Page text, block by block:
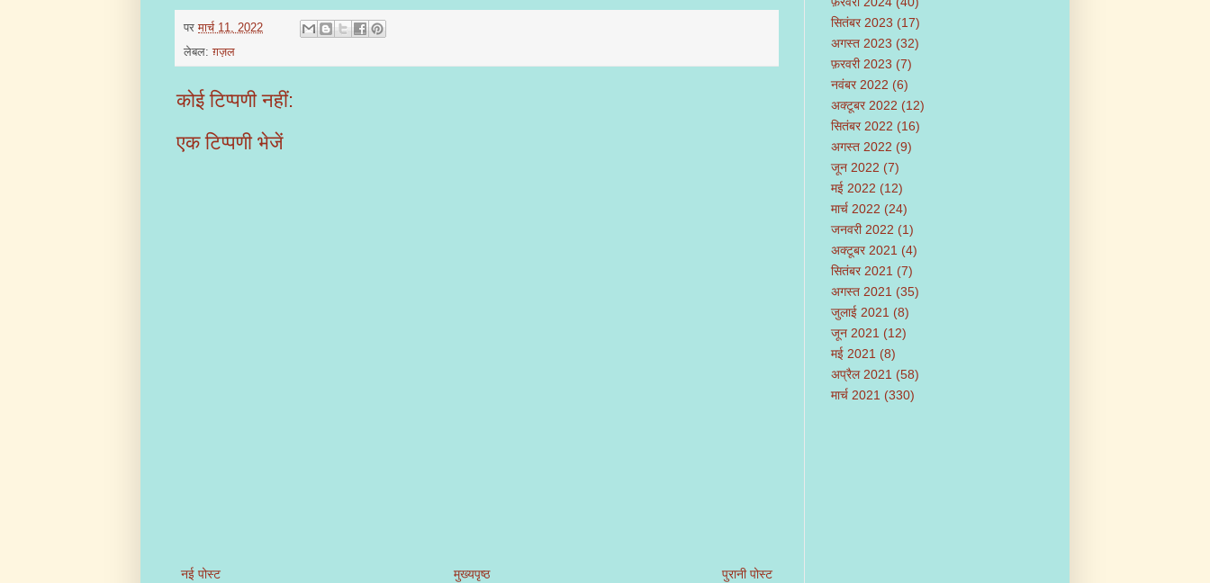
परमार्च 11, 2022
लेबल:ग़ज़ल
कोई टिप्पणी नहीं:
एक टिप्पणी भेजें
नई पोस्ट पुरानी पोस्ट
मुख्यपृष्ठ
सितंबर 2023 (17)
अगस्त 2023 (32)
फ़रवरी 2023 (7)
नवंबर 2022 (6)
अक्टूबर 2022 (12)
सितंबर 2022 (16)
अगस्त 2022 (9)
जून 2022 (7)
मई 2022 (12)
मार्च 2022 (24)
जनवरी 2022 (1)
अक्टूबर 2021 (4)
सितंबर 2021 (7)
अगस्त 2021 (35)
जुलाई 2021 (8)
जून 2021 (12)
मई 2021 (8)
अप्रैल 2021 (58)
मार्च 2021 (330)